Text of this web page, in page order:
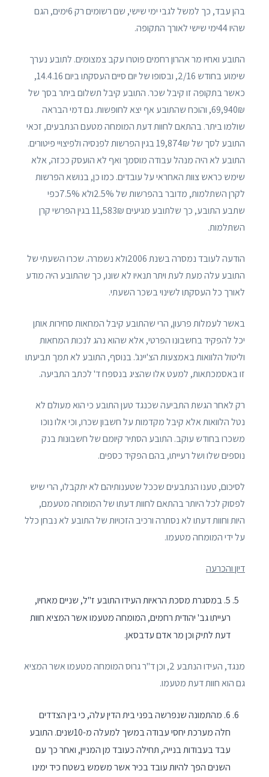
בהן עבד, כך למשל לגבי ימי שישי, שם רשומים רק 6ימים, הגם
שהיו 44ימי שישי לאורך התקופה.
התובע ואחיו מר אהרון רחמים פוטרו עקב צמצומים. לתובע נערך
שימוע בחודש 2/16, ובסופו של יום סיים העסקתו ביום 14.4.16,
כאשר בתקופה זו קיבל שכר. התובע קיבל תשלום ביתר בסך של
69,940₪, והוכח שהתובע אף יצא לחופשות. גם דמי הבראה
שולמו ביתר. בהתאם לחוות דעת המומחה מטעם הנתבעים, זכאי
התובע לסך של 19,874₪ בגין הפרשות לפנסיה ולפיצויי פיטורים.
התובע לא היה מנהל עבודה מוסמך ואף לא הועסק ככזה, אלא
שימש כראש צוות האחראי על עובדים. כמו כן, בנושא הפרשות
לקרן השתלמות, מדובר בהפרשות של 2.5%ולא 7.5%כפי
שתבע התובע, כך שלתובע מגיעים 11,583₪ בגין הפרשי קרן
השתלמות.
הודעה לעובד נמסרה בשנת 2006ולא נשמרה. שכרו השעתי של
התובע עלה מעת לעת ויתר תנאיו לא שונו, כך שהתובע היה מודע
לאורך כל העסקתו לשינוי בשכר השעתי.
באשר לעמלות פרעון, הרי שהתובע קיבל המחאות סחירות אותן
יכל להפקיד בחשבונו הפרטי, אלא שהוא נהג לנכות המחאות
וליטול הלוואות באמצעות הצ'יינג'. בנוסף, התובע לא תמך תביעתו
זו באסמכתאות, למעט אלו שהציג בנספח ד' לכתב התביעה.
רק לאחר הגשת התביעה שכנגד טען התובע כי הוא מעולם לא
נטל הלוואות אלא קיבל מקדמות על חשבון שכרו, וכי אלו נוכו
משכרו בחודש עוקב. התובע הסתיר קיומם של חשבונות בנק
נוספים שלו ושל רעייתו, בהם הפקיד כספים.
לסיכום, טענו הנתבעים שככל שטענותיהם לא יתקבלו, הרי שיש
לפסוק לכל היותר בהתאם לחוות דעתו של המומחה מטעמם,
היות וחוות דעתו לא נסתרה ורכיב הזכויות של התובע לא נבחן כלל
על ידי המומחה מטעמו.
דיון והכרעה
5. במסגרת מסכת הראיות העידו התובע ז"ל, שניים מאחיו,
רעייתו גב' יהודית רחמים, המומחה מטעמו אשר המציא חוות
דעת לתיק וכן מר אדם עדבסאן.
מנגד, העידו הנתבע 2, וכן ד"ר גרוס המומחה מטעמו אשר המציא
גם הוא חוות דעת מטעמו.
6. מהתמונה שנפרשה בפני בית הדין עלה, כי בין הצדדים
חלה מערכת יחסי עבודה במשך למעלה מ-10שנים. התובע
עבד בעבודות בנייה, תחילה כעובד מן המניין, ואחר כך עם
השנים הפך להיות עובד בכיר אשר משמש בשטח כיד ימינו